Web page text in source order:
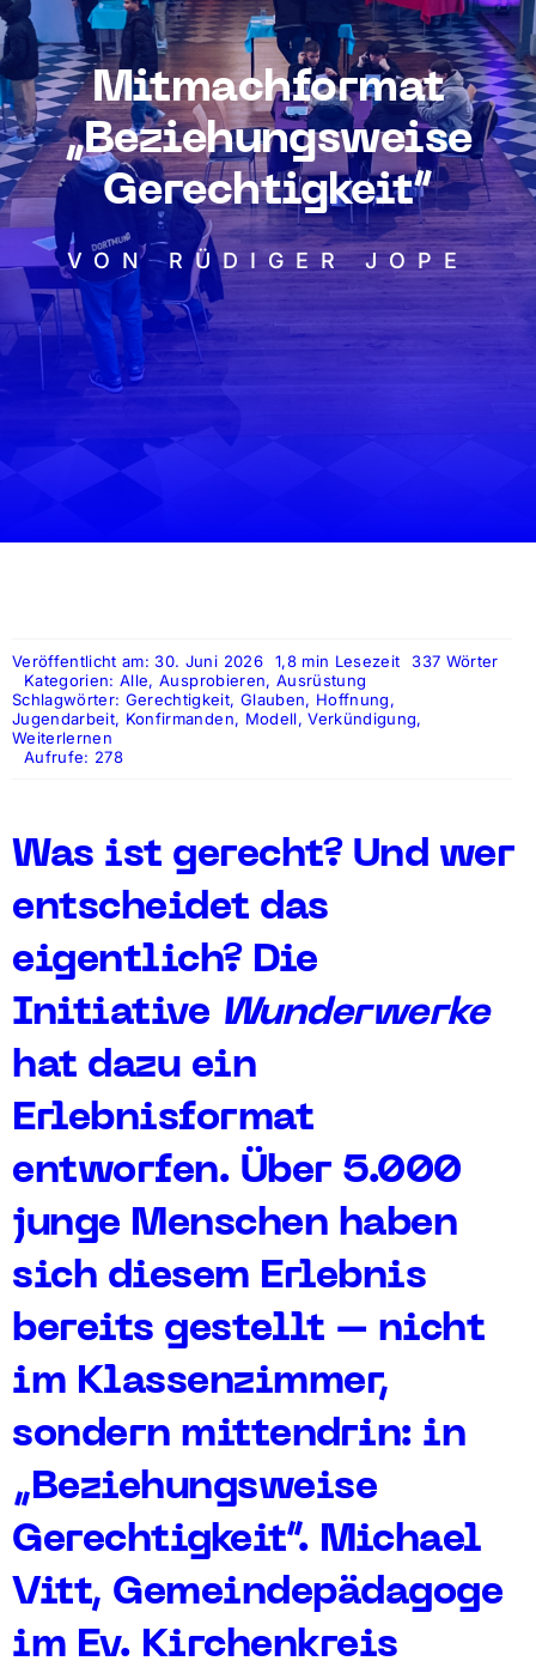
Mitmachformat
„Beziehungsweise
Gerechtigkeit“
VON RÜDIGER JOPE
Veröffentlicht am: 30. Juni 2026 1,8 min Lesezeit
337 Wörter
Kategorien:Alle,Ausprobieren, Ausrüstung
Schlagwörter: Gerechtigkeit, Glauben, Hoffnung,
Jugendarbeit, Konfirmanden, Modell,Verkündigung,
Weiterlernen
Aufrufe: 278
Was ist gerecht? Und wer
entscheidet das
eigentlich? Die
Initiative Wunderwerke
hat dazu ein
Erlebnisformat
entworfen. Über 5.000
junge Menschen haben
sich diesem Erlebnis
bereits gestellt – nicht
im Klassenzimmer,
sondern mittendrin: in
„Beziehungsweise
Gerechtigkeit“. Michael
Vitt, Gemeindepädagoge
im Ev. Kirchenkreis